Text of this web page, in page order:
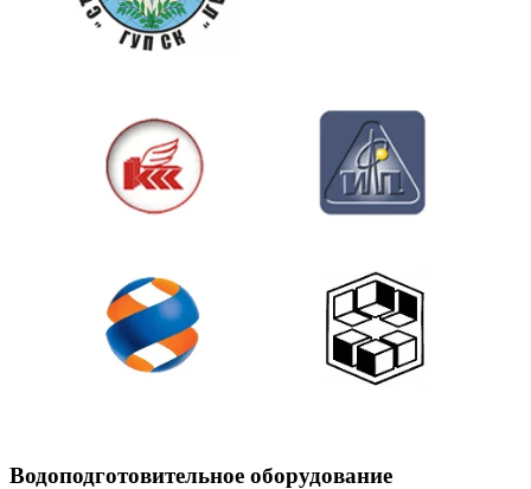
Водоподготовительное оборудование